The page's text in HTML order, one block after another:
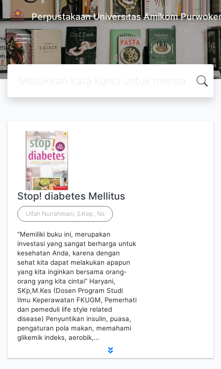
Perpustakaan Universitas Amikom
Stop! diabetes Mellitus
Ulfah Nurrahmani, S.Kep., Ns
“Memiliki buku ini, merupakan
investasi yang sangat berharga untuk
kesehatan Anda, karena dengan
sehat kita dapat melakukan apapun
yang kita inginkan bersama orang-
orang yang kita cintai” Haryani,
SKp,M.Kes (Dosen Program Studi
Ilmu Keperawatan FKUGM, Pemerhati
dan pemeduli life style related
disease) Penyuntikan insulin, puasa,
pengaturan pola makan, memahami
glikemik indeks, aerobik,…